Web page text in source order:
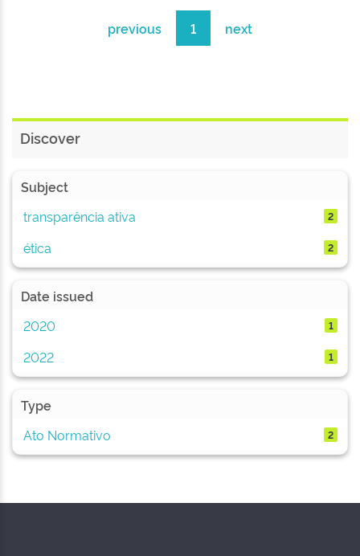
previous 1 next
Discover
Subject
transparência ativa
2
ética 2
Date issued
2020
1
2022 1
Type
Ato Normativo
2